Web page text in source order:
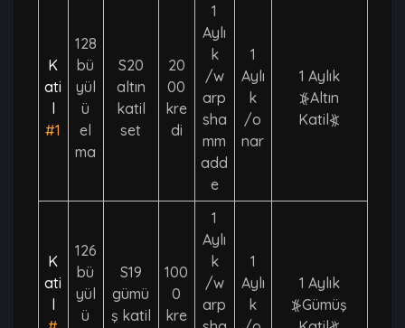
K
ati
l
#1
128
bü
yül
ü
el
ma
S20
altın
katil
set
20
00
kre
di
1
Aylı
k
/w
arp
sha
mm
add
e
1
Aylı
k
/o
nar
1 Aylık
⦕Altın
Katil⦖
K
ati
l
126
bü
yül
ü
S19
gümü
ş katil
100
0
kre
1
Aylı
k
/w
arp
1
Aylı
k
1 Aylık
⦕Gümüş